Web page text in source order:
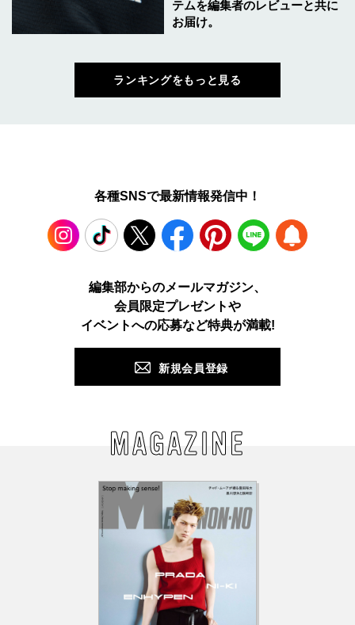
テムを編集者のレビューと共に
お届け。
ランキングをもっと見る
各種SNSで最新情報発信中！
TikTok Facebook Pinterest LINE
編集部からのメールマガジン、
会員限定プレゼントや
イベントへの応募など特典が満載!
新規会員登録
MAGAZINE